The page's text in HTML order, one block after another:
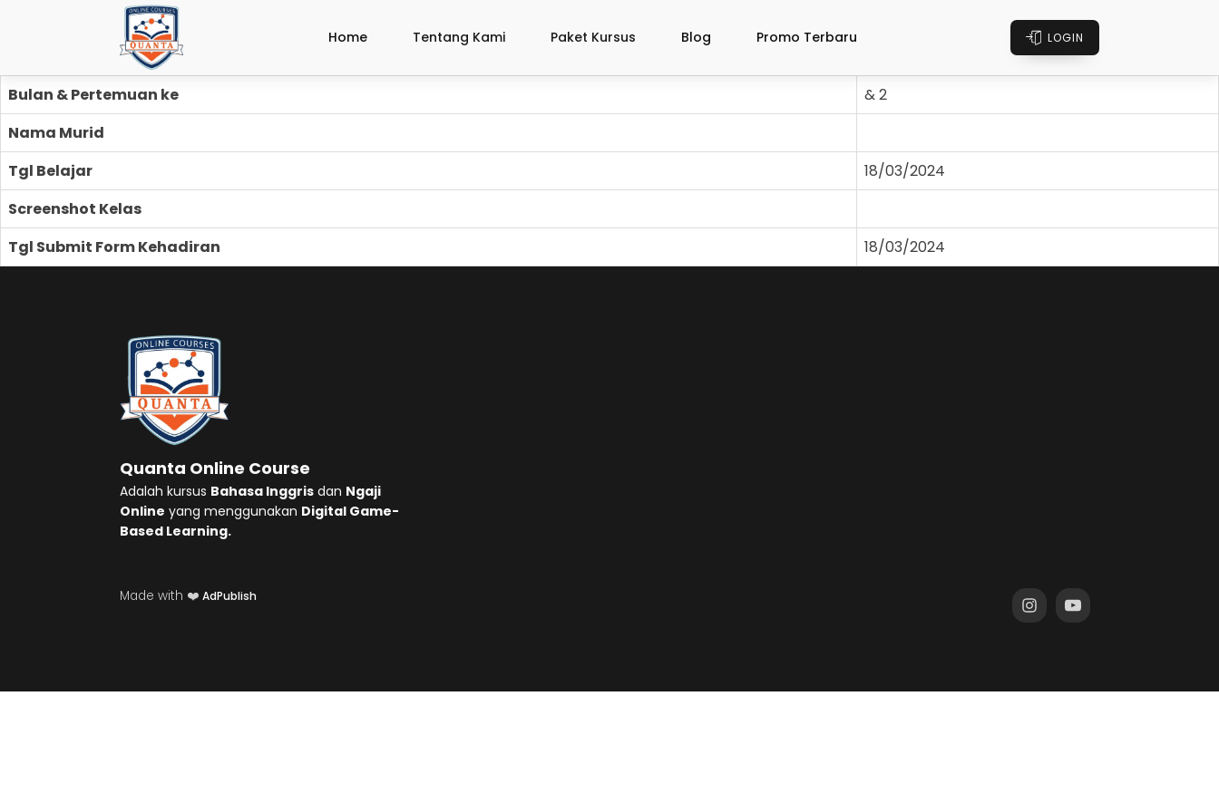
Home Tentang Kami Paket Kursus Blog Promo Terbaru LOGIN
Bulan & Pertemuan ke
& 2
Nama Murid
Tgl Belajar
18/03/2024
Screenshot Kelas
Tgl Submit Form Kehadiran
18/03/2024
Quanta Online Course
Adalah kursus Bahasa Inggris dan Ngaji
Online yang menggunakan Digital Game-
Based Learning.
Made with ❤️ AdPublish